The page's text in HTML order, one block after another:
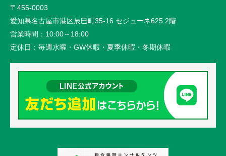
〒455-0003
愛知県名古屋市港区辰巳町35-16 セジューネ625 2階
営業時間： 10:00～18:00
定休日： 毎週水曜・GW休暇・夏季休暇・冬期休暇